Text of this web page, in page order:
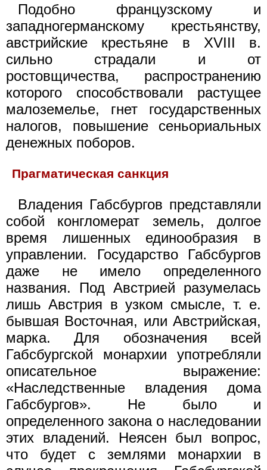
Подобно французскому и
западногерманскому крестьянству,
австрийские крестьяне в XVIII в.
сильно страдали и от
ростовщичества, распространению
которого способствовали растущее
малоземелье, гнет государственных
налогов, повышение сеньориальных
денежных поборов.
Прагматическая санкция
Владения Габсбургов представляли
собой конгломерат земель, долгое
время лишенных единообразия в
управлении. Государство Габсбургов
даже не имело определенного
названия. Под Австрией разумелась
лишь Австрия в узком смысле, т. е.
бывшая Восточная, или Австрийская,
марка. Для обозначения всей
Габсбургской монархии употребляли
описательное выражение:
«Наследственные владения дома
Габсбургов». Не было и
определенного закона о наследовании
этих владений. Неясен был вопрос,
что будет с землями монархии в